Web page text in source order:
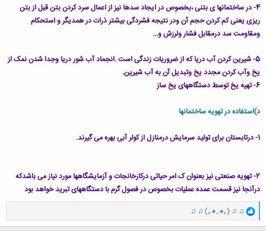
4- در ساختمانها ی بتنی ،بخصوص در ایجاد سدها نیز از اعمال سرد کردن بتن قبل از بتن
ریزی یعنی کم کردن حجم آن ودر نتیجه فشردگی بیشتر ذرات در همدیگر و استحکام
ومقاومت سد درمقابل فشار ولرزش و...
5- شیرین کردن آب دریا که از ضروریات زندگی است .انجماد آب شور دریا وجدا شدن نمک از
یخ وآب کردن مجدد یخ وتبدیل آن به آب شیرین.
6- تهیه یخ توسط دستگاههای یخ ساز
د)استفاده در تهویه ساختمانها
1- درتابستان برای تولید سرمایش درمنازل از کولر آبی بهره می گیرند.
2- تهویه صنعتی نیز بعنوان ک امر حیاتی درکارخانجات و آزمایشگاهها مورد نیاز می باشدکه
درآنجا نیز قسمت عمده عملیات بخصوص در فصول گرم با دستگاههای تبرید خواهد بود
و
ا
ک
♫ ♫ (｡◕‿◕｡) ♫ ♫